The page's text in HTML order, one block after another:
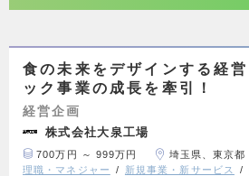
食の未来をデザインする経
ック事業の成長を牽引！
経営企画
株式会社大泉工場
700万円 ～ 999万円 埼玉県、東京都
理職・マネジャー
新規事業・新サービス